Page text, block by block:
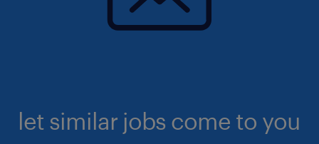
let similar jobs come to you